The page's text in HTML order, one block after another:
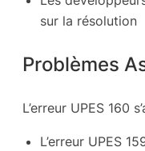
sur la résolution
Problèmes
L’erreur UPES 160
L’erreur UPES